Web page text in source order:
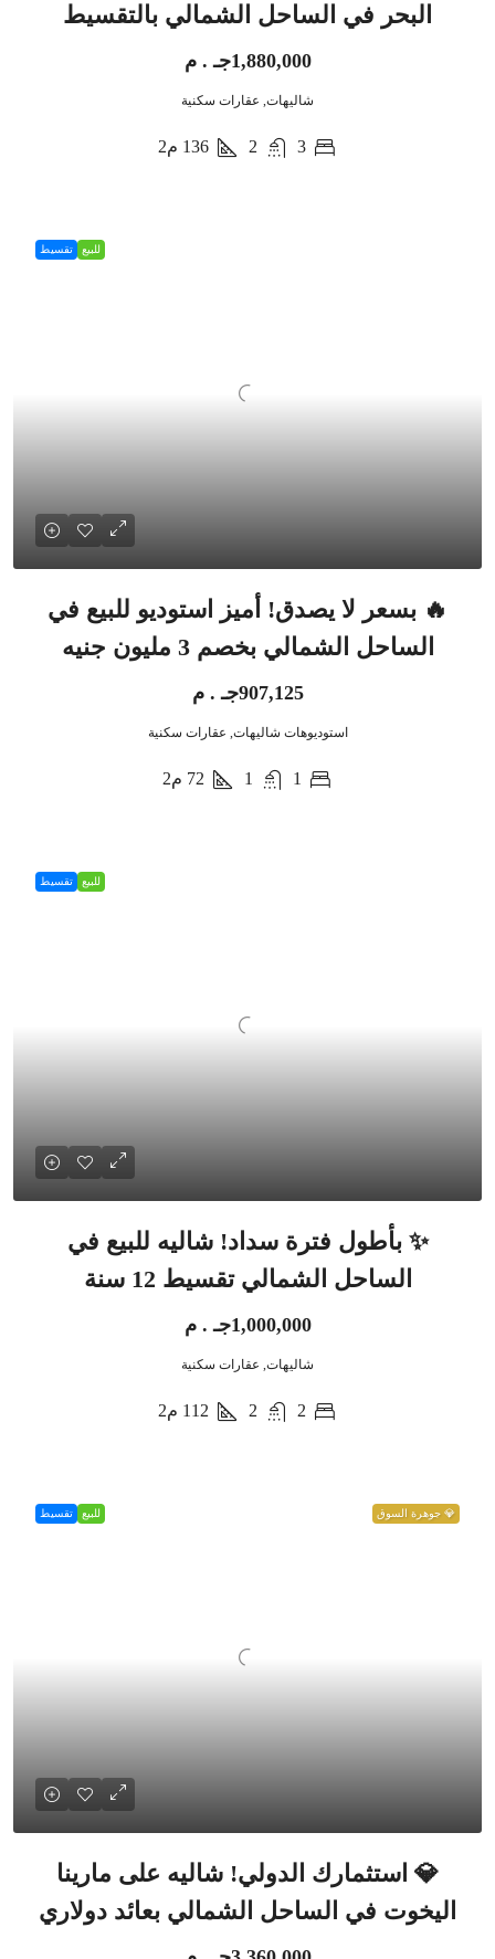
البحر في الساحل الشمالي بالتقسيط
1,880,000جـ . م
شاليهات, عقارات سكنية
3
2
136 م2
للبيع تقسيط
🔥 بسعر لا يصدق! أميز استوديو للبيع في
الساحل الشمالي بخصم 3 مليون جنيه
907,125جـ . م
استوديوهات شاليهات, عقارات سكنية
1
1
72 م2
للبيع تقسيط
✨ بأطول فترة سداد! شاليه للبيع في
الساحل الشمالي تقسيط 12 سنة
1,000,000جـ . م
شاليهات, عقارات سكنية
2
2
112 م2
💎 جوهرة السوق للبيع تقسيط
💎 استثمارك الدولي! شاليه على مارينا
اليخوت في الساحل الشمالي بعائد دولاري